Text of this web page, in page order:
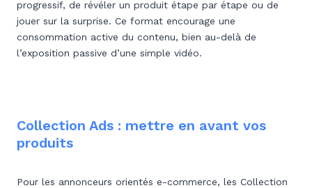
progressif, de révéler un produit étape par étape ou de
jouer sur la surprise. Ce format encourage une
consommation active du contenu, bien au-delà de
l’exposition passive d’une simple vidéo.
Collection Ads : mettre en avant vos
produits
Pour les annonceurs orientés e-commerce, les Collection